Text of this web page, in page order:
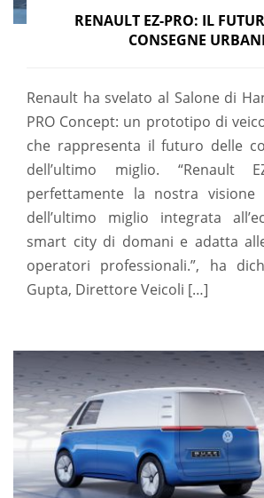
RENAULT EZ-PRO: IL
CONSEGNE
Renault ha svelato al Salone di
PRO Concept: un prototipo di
che rappresenta il futuro delle
dell’ultimo miglio. “Renault
perfettamente la nostra visione
dell’ultimo miglio integrata
smart city di domani e adatta
operatori professionali.”, ha
Gupta, Direttore Veicoli […]